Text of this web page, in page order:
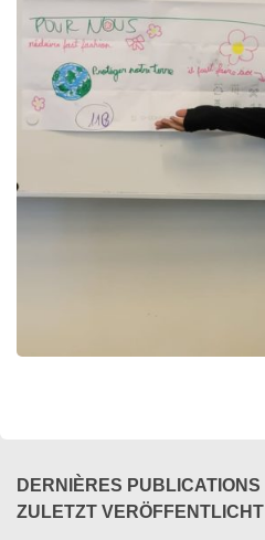
DERNIÈRES PUBLICATIONS
ZULETZT VERÖFFENTLICHT